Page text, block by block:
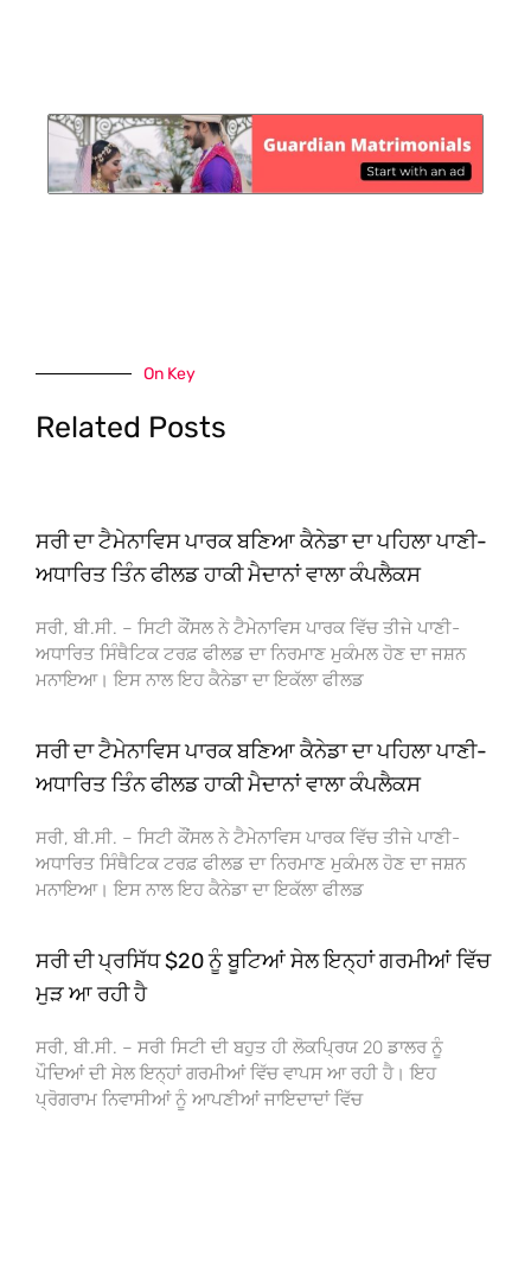
On Key
Related Posts
ਸਰੀ ਦਾ ਟੈਮੇਨਾਵਿਸ ਪਾਰਕ ਬਣਿਆ ਕੈਨੇਡਾ ਦਾ ਪਹਿਲਾ ਪਾਣੀ-
ਅਧਾਰਿਤ ਤਿੰਨ ਫੀਲਡ ਹਾਕੀ ਮੈਦਾਨਾਂ ਵਾਲਾ ਕੰਪਲੈਕਸ
ਸਰੀ, ਬੀ.ਸੀ. – ਸਿਟੀ ਕੌਂਸਲ ਨੇ ਟੈਮੇਨਾਵਿਸ ਪਾਰਕ ਵਿੱਚ ਤੀਜੇ ਪਾਣੀ-
ਅਧਾਰਿਤ ਸਿੰਥੈਟਿਕ ਟਰਫ਼ ਫੀਲਡ ਦਾ ਨਿਰਮਾਣ ਮੁਕੰਮਲ ਹੋਣ ਦਾ ਜਸ਼ਨ
ਮਨਾਇਆ। ਇਸ ਨਾਲ ਇਹ ਕੈਨੇਡਾ ਦਾ ਇਕੱਲਾ ਫੀਲਡ
ਸਰੀ ਦਾ ਟੈਮੇਨਾਵਿਸ ਪਾਰਕ ਬਣਿਆ ਕੈਨੇਡਾ ਦਾ ਪਹਿਲਾ ਪਾਣੀ-
ਅਧਾਰਿਤ ਤਿੰਨ ਫੀਲਡ ਹਾਕੀ ਮੈਦਾਨਾਂ ਵਾਲਾ ਕੰਪਲੈਕਸ
ਸਰੀ, ਬੀ.ਸੀ. – ਸਿਟੀ ਕੌਂਸਲ ਨੇ ਟੈਮੇਨਾਵਿਸ ਪਾਰਕ ਵਿੱਚ ਤੀਜੇ ਪਾਣੀ-
ਅਧਾਰਿਤ ਸਿੰਥੈਟਿਕ ਟਰਫ਼ ਫੀਲਡ ਦਾ ਨਿਰਮਾਣ ਮੁਕੰਮਲ ਹੋਣ ਦਾ ਜਸ਼ਨ
ਮਨਾਇਆ। ਇਸ ਨਾਲ ਇਹ ਕੈਨੇਡਾ ਦਾ ਇਕੱਲਾ ਫੀਲਡ
ਸਰੀ ਦੀ ਪ੍ਰਸਿੱਧ $20 ਨੂੰ ਬੂਟਿਆਂ ਸੇਲ ਇਨ੍ਹਾਂ ਗਰਮੀਆਂ ਵਿੱਚ
ਮੁੜ ਆ ਰਹੀ ਹੈ
ਸਰੀ, ਬੀ.ਸੀ. – ਸਰੀ ਸਿਟੀ ਦੀ ਬਹੁਤ ਹੀ ਲੋਕਪ੍ਰਿਯ 20 ਡਾਲਰ ਨੂੰ
ਪੌਦਿਆਂ ਦੀ ਸੇਲ ਇਨ੍ਹਾਂ ਗਰਮੀਆਂ ਵਿੱਚ ਵਾਪਸ ਆ ਰਹੀ ਹੈ। ਇਹ
ਪ੍ਰੋਗਰਾਮ ਨਿਵਾਸੀਆਂ ਨੂੰ ਆਪਣੀਆਂ ਜਾਇਦਾਦਾਂ ਵਿੱਚ